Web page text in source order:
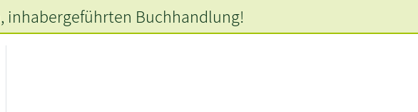
, inhabergeführten Buchhandlung!